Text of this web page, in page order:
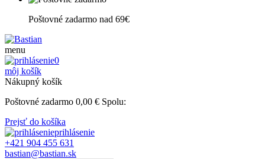
Poštovné zadarmo nad 69€
menu
0
môj košík
Nákupný košík
Poštovné zadarmo 0,00 € Spolu:
Prejsť do košíka
prihlásenie
+421 904 455 631
bastian@bastian.sk